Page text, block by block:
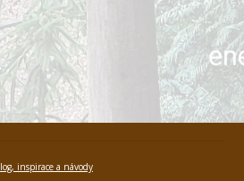
inspirace a návody